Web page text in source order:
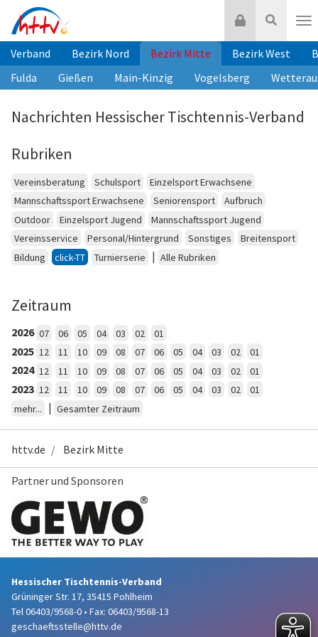
Inhalt
springen
Suche
Login
Verband Bezirk Nord Bezirk Mitte Bezirk West
Fulda
Gießen Main-Kinzig Vogelsberg Wetterau
Nachrichten Hessischer Tischtennis-Verband
Rubriken
Vereinsberatung Schulsport
Einzelsport Erwachsene
Mannschaftssport Erwachsene
Seniorensport
Aufbruch
Outdoor
Einzelsport Jugend
Mannschaftssport Jugend
Vereinsservice
Personal/Hintergrund Sonstiges
Breitensport
Bildung
click-TT Turnierserie | Alle Rubriken
Zeitraum
2026 07 06 05 04 03 02 01
2025 12 11 10 09 08 07 06 05 04 03 02 01
2024 12 11 10 09 08 07 06 05 04 03 02 01
2023 12 11 10 09 08 07 06 05 04 03 02
01
mehr...
| Gesamter Zeitraum
httv.de Bezirk Mitte
Partner und Sponsoren
Hessischer Tischtennis-Verband
Grüninger Str. 17, 35415 Pohlheim
Tel 06403/9568-0 • Fax: 06403/9568-13
geschaeftsstelle@httv.de